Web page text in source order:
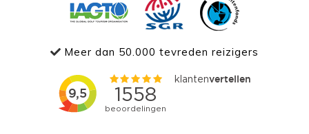
Meer dan 50.000 tevreden reizigers